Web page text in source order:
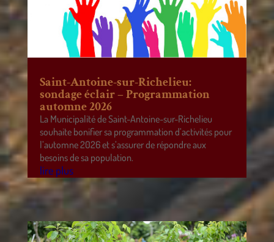
Saint-Antoine-sur-Richelieu:
sondage éclair – Programmation
automne 2026
La Municipalité de Saint-Antoine-sur-Richelieu
souhaite bonifier sa programmation d’activités pour
l’automne 2026 et s’assurer de répondre aux
besoins de sa population.
lire plus